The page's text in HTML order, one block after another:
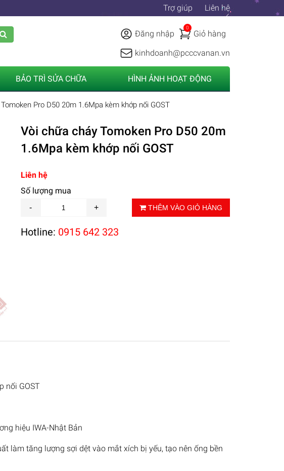
Trợ giúp Liên hệ
Đăng nhập
0
Giỏ hàng
kinhdoanh@pcccvanan.vn
BẢO TRÌ SỬA CHỮA HÌNH ẢNH HOẠT ĐỘNG
Pro D50 20m 1.6Mpa kèm khớp nối GOST
Vòi chữa cháy Tomoken Pro D50 20m
1.6Mpa kèm khớp nối GOST
Liên hệ
Số lượng mua
THÊM VÀO GIỎ HÀNG
Hotline: 0915 642 323
nối GOST
hiệu IWA-Nhật Bản
làm tăng lượng sợi dệt vào mắt xích bị yếu, tạo nên ống bền